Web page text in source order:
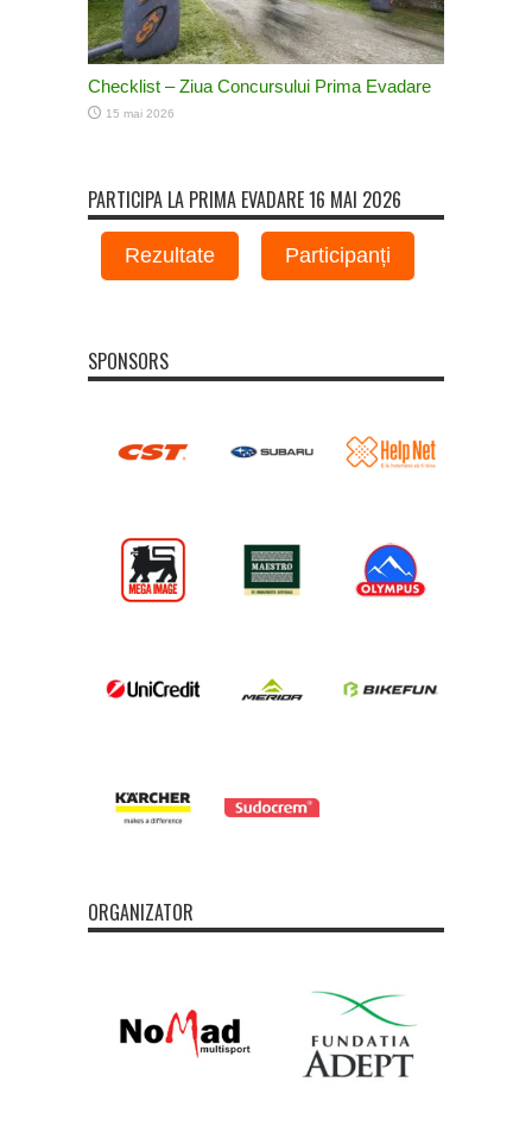
Checklist – Ziua Concursului Prima Evadare
15 mai 2026
PARTICIPA LA PRIMA EVADARE 16 MAI 2026
Rezultate Participanți
SPONSORS
ORGANIZATOR